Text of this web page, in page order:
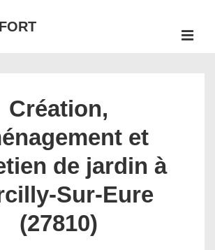
Création,
et
de jardin à
Sur-Eure
(27810)